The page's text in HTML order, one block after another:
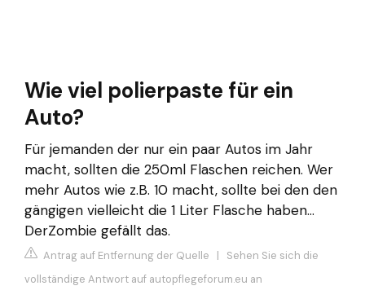
Wie viel polierpaste für ein
Auto?
Für jemanden der nur ein paar Autos im Jahr
macht, sollten die 250ml Flaschen reichen. Wer
mehr Autos wie z.B. 10 macht, sollte bei den den
gängigen vielleicht die 1 Liter Flasche haben...
DerZombie gefällt das.
Antrag auf Entfernung der Quelle | Sehen Sie sich die
vollständige Antwort auf autopflegeforum.eu an